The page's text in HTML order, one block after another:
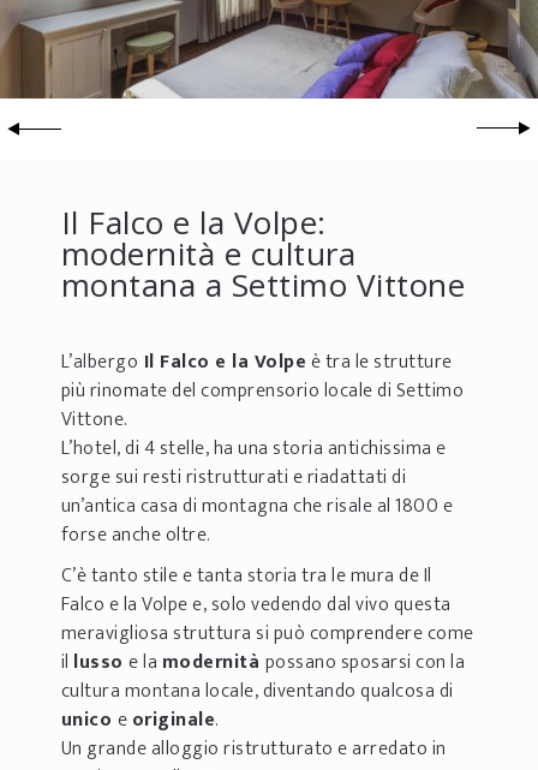
Il Falco e la Volpe:
modernità e cultura
montana a Settimo Vittone
L’albergo Il Falco e la Volpeè tra le strutture
più rinomate del comprensorio locale di Settimo
Vittone.
L’hotel, di 4 stelle, ha una storia antichissima e
sorge sui resti ristrutturati e riadattati di
un’antica casa di montagna che risale al 1800 e
forse anche oltre.
C’è tanto stile e tanta storia tra le mura de Il
Falco e la Volpe e, solo vedendo dal vivo questa
meravigliosa struttura si può comprendere come
il lussoe la modernità possano sposarsi con la
cultura montana locale, diventando qualcosa di
unico eoriginale.
Un grande alloggio ristrutturato e arredato in